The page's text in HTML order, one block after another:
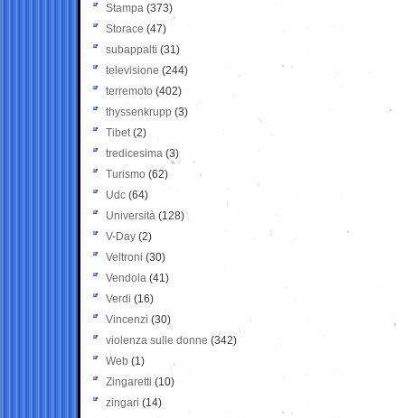
Stampa (373)
Storace (47)
subappalti (31)
televisione(244)
terremoto (402)
thyssenkrupp (3)
Tibet(2)
tredicesima (3)
Turismo (62)
Udc (64)
Università (128)
V-Day (2)
Veltroni (30)
Vendola (41)
Verdi (16)
Vincenzi (30)
violenza sulle donne (342)
Web (1)
Zingaretti (10)
zingari (14)